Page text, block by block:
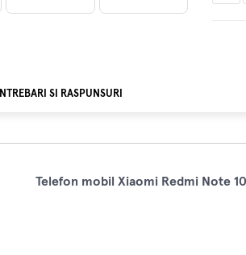
INTREBARI SI RASPUNSURI
Telefon mobil Xiaomi Redmi Note